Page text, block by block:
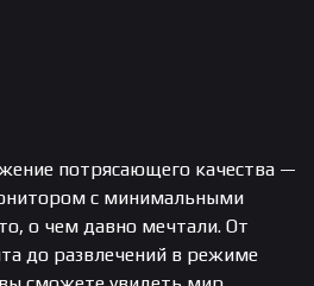
потрясающего качества —
с минимальными
о чем давно мечтали. От
до развлечений в режиме